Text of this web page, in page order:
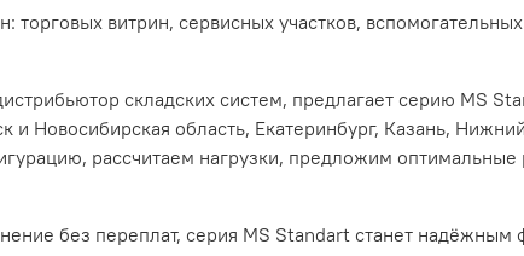
торговых витрин, сервисных участков,
складских систем, предлагает серию MS
и Новосибирская область, Екатеринбург, Казань,
рассчитаем нагрузки, предложим
без переплат, серия MS Standart станет